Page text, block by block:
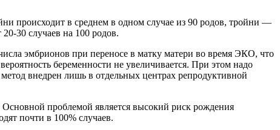
происходит в среднем в одном случае из 90 родов, тройни —
20-30 случаев на 100 родов.
эмбрионов при переносе в матку матери во время ЭКО, что
беременности не увеличивается. При этом надо
внедрен лишь в отдельных центрах репродуктивной
проблемой является высокий риск рождения
почти в 100% случаев.